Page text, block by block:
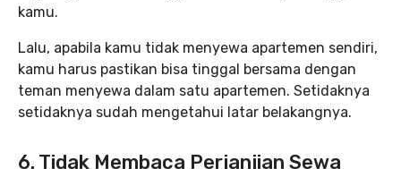
kamu.
Lalu, apabila kamu tidak menyewa apartemen sendiri,
kamu harus pastikan bisa tinggal bersama dengan
teman menyewa dalam satu apartemen. Setidaknya
setidaknya sudah mengetahui latar belakangnya.
6. Tidak Membaca Perjanjian Sewa